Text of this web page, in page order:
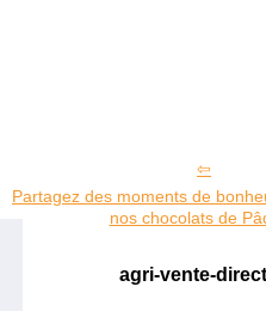
Partagez des moments de
nos chocolats de
agri-vente-